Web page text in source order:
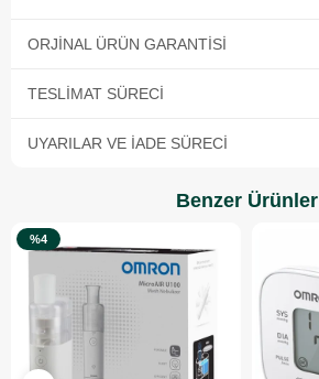
ORJINAL ÜRÜN GARANTISI
TESLIMAT SÜRECI
UYARILAR VE İADE SÜRECI
Benzer Ürünler
%4